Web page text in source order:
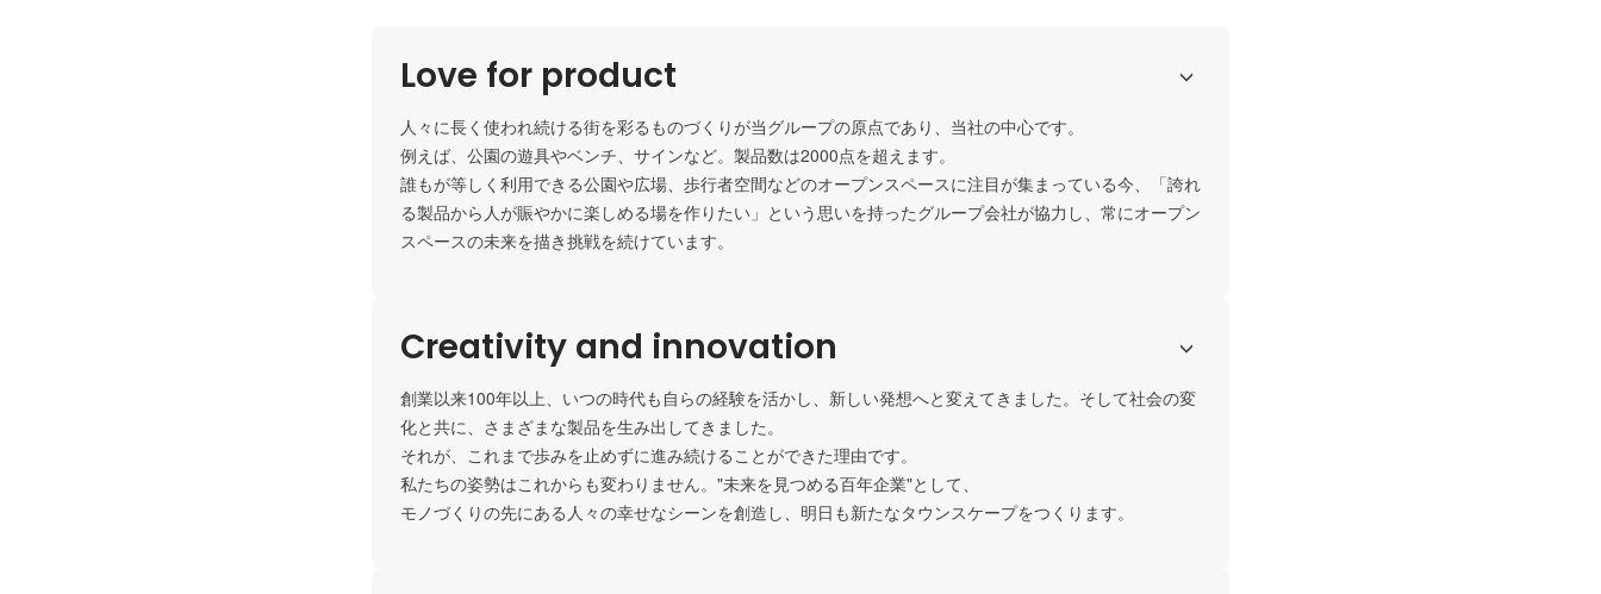
Love for product
人々に長く使われ続ける街を彩るものづくりが当グループの原点であり、当社の中心です。
例えば、公園の遊具やベンチ、サインなど。製品数は2000点を超えます。
誰もが等しく利用できる公園や広場、歩行者空間などのオープンスペースに注目が集まっている今、「誇れ
る製品から人が賑やかに楽しめる場を作りたい」という思いを持ったグループ会社が協力し、常にオープン
スペースの未来を描き挑戦を続けています。
Creativity and innovation
創業以来100年以上、いつの時代も自らの経験を活かし、新しい発想へと変えてきました。そして社会の変
化と共に、さまざまな製品を生み出してきました。
それが、これまで歩みを止めずに進み続けることができた理由です。
私たちの姿勢はこれからも変わりません。"未来を見つめる百年企業"として、
モノづくりの先にある人々の幸せなシーンを創造し、明日も新たなタウンスケープをつくります。